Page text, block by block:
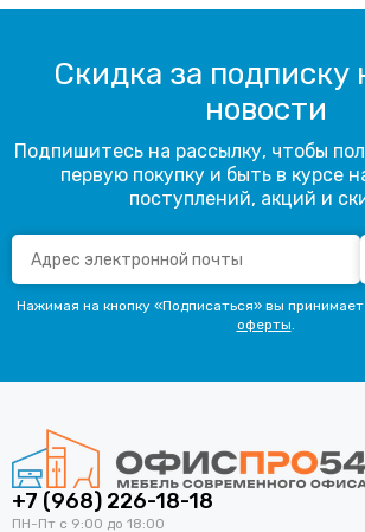
Скидка за подписку
новости
Подпишитесь на рассылку, чтобы
первую покупку и быть в курсе
поступлений, акций и
Нажимая на кнопку «Подписаться» вы
оферты.
+7 (968) 226-18-18